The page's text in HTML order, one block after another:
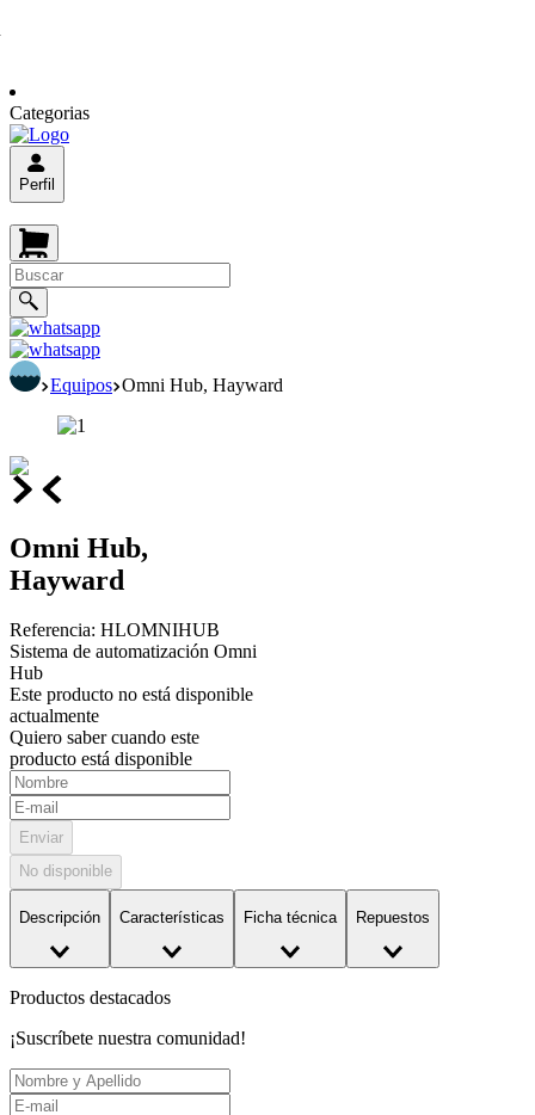
Categorias
Perfil
Equipos Omni Hub, Hayward
Omni Hub,
Hayward
Referencia: HLOMNIHUB
Sistema de automatización Omni
Hub
Este producto no está disponible
actualmente
Quiero saber cuando este
producto está disponible
Enviar
No disponible
Descripción Características Ficha técnica Repuestos
Productos destacados
¡Suscríbete nuestra comunidad!